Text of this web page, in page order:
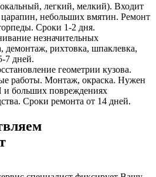
легкий, мелкий). Входит
царапин, небольших вмятин. Ремонт
Сроки 1-2 дня.
незначительных
демонтаж, рихтовка, шпаклевка,
7 дней.
геометрии кузова.
работы. Монтаж, окраска. Нужен
больших повреждениях
Сроки ремонта от 14 дней.